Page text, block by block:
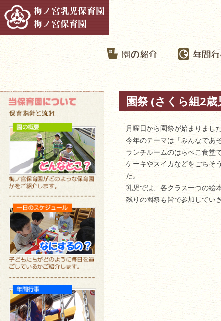
園祭 (さくら組2歳
月曜日から園祭が始まりまし
今年のテーマは「みんなであ
ランチルームのはらぺこ食堂
ケーキやスイカなどをごちそ
た。
乳児では、各クラス一つの絵
残りの園祭も皆で参加してい